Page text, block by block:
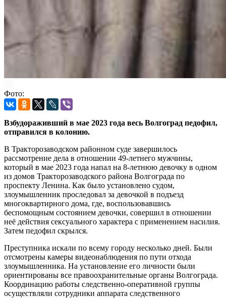
Фото:
Взбудораживший в мае 2023 года весь Волгоград педофил,
отправился в колонию.
В Тракторозаводском районном суде завершилось
рассмотрение дела в отношении 49-летнего мужчины,
который в мае 2023 года напал на 8-летнюю девочку в одном
из домов Тракторозаводского района Волгограда по
проспекту Ленина. Как было установлено судом,
злоумышленник проследовал за девочкой в подъезд
многоквартирного дома, где, воспользовавшись
беспомощным состоянием девочки, совершил в отношении
неё действия сексуального характера с применением насилия.
Затем педофил скрылся.
Преступника искали по всему городу несколько дней. Были
отсмотрены камеры видеонаблюдения по пути отхода
злоумышленника. На установление его личности были
ориентированы все правоохранительные органы Волгограда.
Координацию работы следственно-оперативной группы
осуществляли сотрудники аппарата следственного